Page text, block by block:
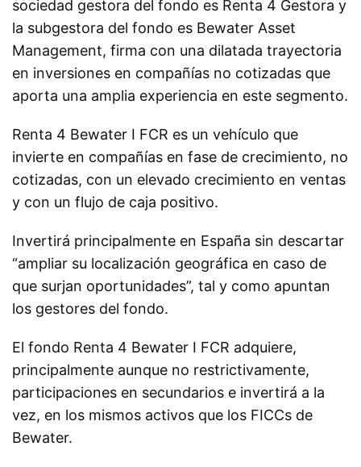
sociedad gestora del fondo es Renta 4 Gestora y
la subgestora del fondo es Bewater Asset
Management, firma con una dilatada trayectoria
en inversiones en compañías no cotizadas que
aporta una amplia experiencia en este segmento.
Renta 4 Bewater I FCR es un vehículo que
invierte en compañías en fase de crecimiento, no
cotizadas, con un elevado crecimiento en ventas
y con un flujo de caja positivo.
Invertirá principalmente en España sin descartar
“ampliar su localización geográfica en caso de
que surjan oportunidades”, tal y como apuntan
los gestores del fondo.
El fondo Renta 4 Bewater I FCR adquiere,
principalmente aunque no restrictivamente,
participaciones en secundarios e invertirá a la
vez, en los mismos activos que los FICCs de
Bewater.